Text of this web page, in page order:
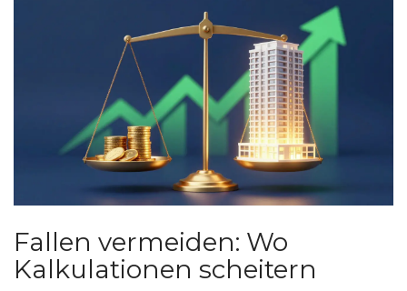
Fallen vermeiden: Wo
Kalkulationen scheitern